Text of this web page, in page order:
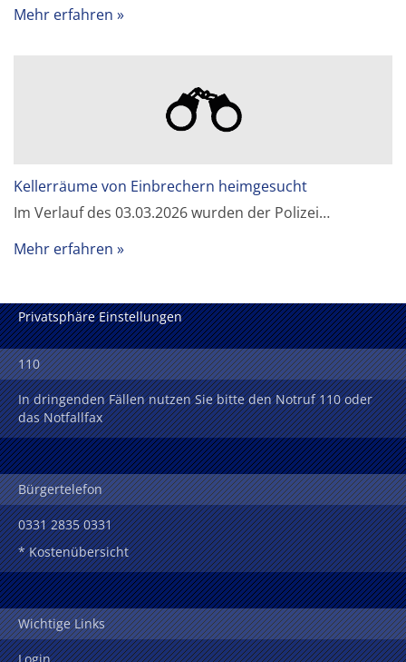
Mehr erfahren
Kellerräume von Einbrechern heimgesucht
Im Verlauf des 03.03.2026 wurden der Polizei…
Mehr erfahren
Privatsphäre Einstellungen
110
In dringenden Fällen nutzen Sie bitte den Notruf 110 oder
das Notfallfax
Bürgertelefon
0331 2835 0331
* Kostenübersicht
Wichtige Links